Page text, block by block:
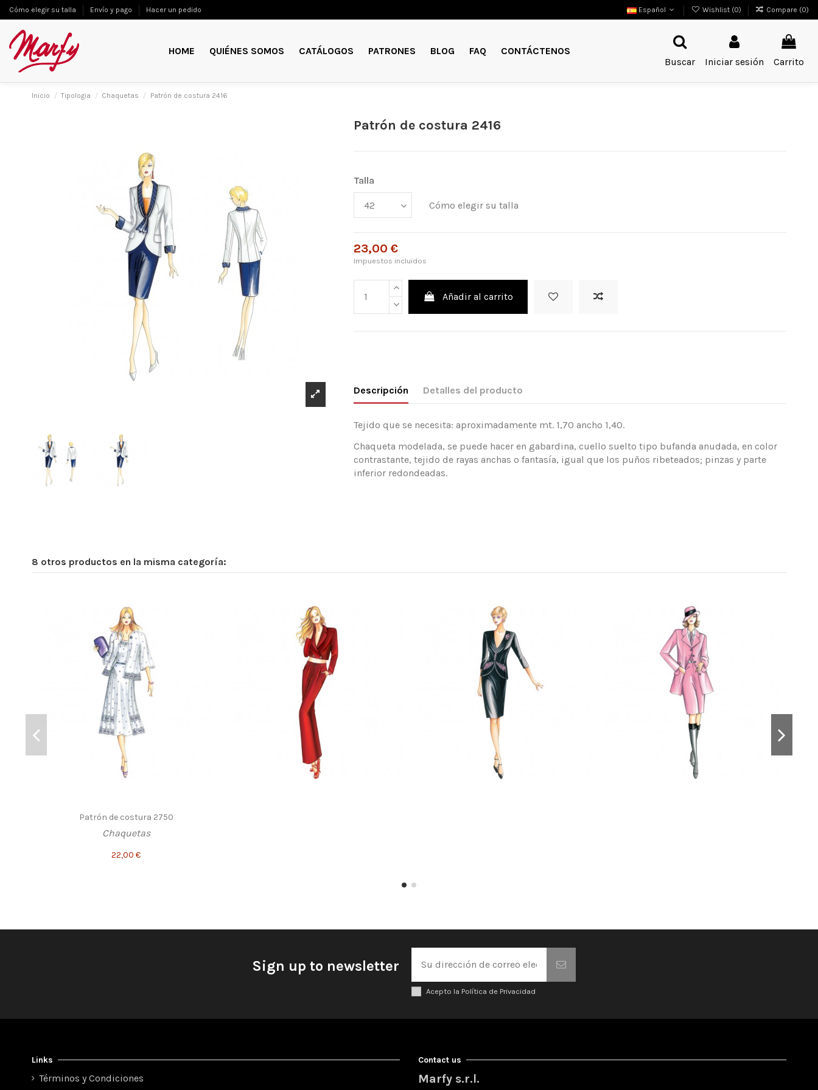
Cómo elegir su talla Envío y pago Hacer un pedido Español Wishlist (0) Compare (0)
HOME QUIÉNES SOMOS CATÁLOGOS PATRONES BLOG FAQ
CONTÁCTENOS
Buscar
Iniciar sesión Carrito
Inicio Tipologia Chaquetas Patrón de costura 2416
Patrón de costura 2416
Talla
Cómo elegir su talla
23,00 €
Impuestos incluidos
Añadir al carrito
Descripción Detalles del producto
Tejido que se necesita: aproximadamente mt. 1,70 ancho 1,40.
Chaqueta modelada, se puede hacer en gabardina, cuello suelto tipo bufanda anudada, en color
contrastante, tejido de rayas anchas o fantasía, igual que los puños ribeteados; pinzas y parte
inferior redondeadas.
8 otros productos en la misma categoría:
Patrón de costura 2750
Chaquetas
22,00 €
Sign up to newsletter
Acepto la Política de Privacidad
Links
Términos y Condiciones
Contact us
Marfy s.r.l.